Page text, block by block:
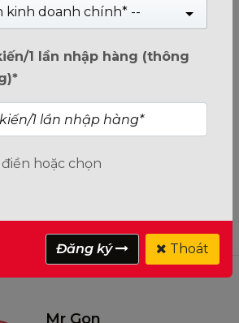
27 inch IPS - DS-D5027F2-2P2 -
suất cao.
₫
Mr Gon
kinh doanh chính* --
1 lần nhập hàng (thông
hoặc chọn
Đăng ký Thoát